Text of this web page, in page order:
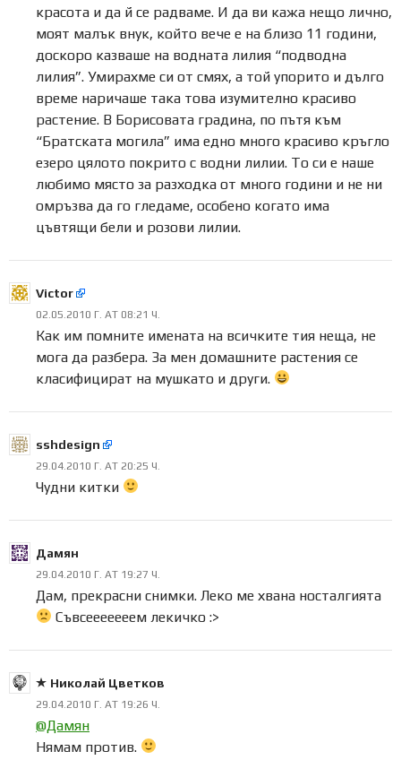
красота и да й се радваме. И да ви кажа нещо лично,
моят малък внук, който вече е на близо 11 години,
доскоро казваше на водната лилия “подводна
лилия”. Умирахме си от смях, а той упорито и дълго
време наричаше така това изумително красиво
растение. В Борисовата градина, по пътя към
“Братската могила” има едно много красиво кръгло
езеро цялото покрито с водни лилии. То си е наше
любимо място за разходка от много години и не ни
омръзва да го гледаме, особено когато има
цъвтящи бели и розови лилии.
Victor
02.05.2010 Г. AT 08:21 Ч.
Как им помните имената на всичките тия неща, не
мога да разбера. За мен домашните растения се
класифицират на мушкато и други.
sshdesign
29.04.2010 Г. AT 20:25 Ч.
Чудни китки
Дамян
29.04.2010 Г. AT 19:27 Ч.
Дам, прекрасни снимки. Леко ме хвана носталгията
Съвсееееееем лекичко :>
Николай Цветков
29.04.2010 Г. AT 19:26 Ч.
@Дамян
Нямам против.